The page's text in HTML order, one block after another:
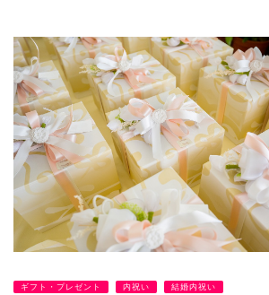
ギフト・プレゼント 内祝い 結婚内祝い